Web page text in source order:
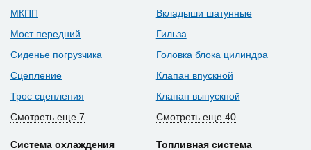
МКПП
Мост передний
Сиденье погрузчика
Сцепление
Трос сцепления
Смотреть еще 7
Вкладыши шатунные
Гильза
Головка блока цилиндра
Клапан впускной
Клапан выпускной
Смотреть еще 40
Система охлаждения
Топливная система